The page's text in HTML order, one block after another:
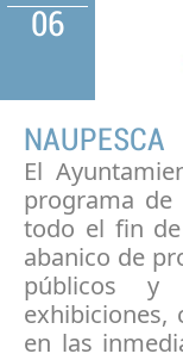
06
NAUPESCA
El
programa de
todo el fin
abanico de
públicos y
exhibiciones,
en las